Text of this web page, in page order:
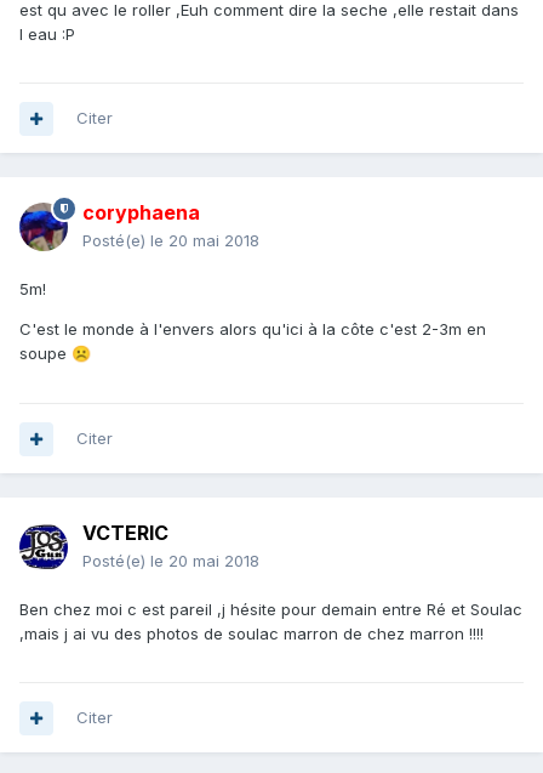
est qu avec le roller ,Euh comment dire la seche ,elle restait dans
l eau :P
Citer
coryphaena
Posté(e) le 20 mai 2018
5m!
C'est le monde à l'envers alors qu'ici à la côte c'est 2-3m en
soupe ☹️
Citer
VCTERIC
Posté(e) le 20 mai 2018
Ben chez moi c est pareil ,j hésite pour demain entre Ré et Soulac
,mais j ai vu des photos de soulac marron de chez marron !!!!
Citer